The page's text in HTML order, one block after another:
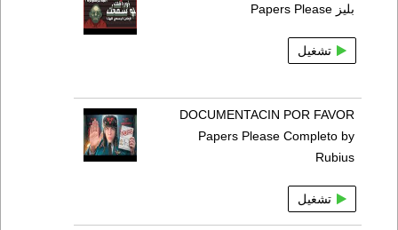
بليز Papers Please
تشغيل
DOCUMENTACIN POR FAVOR
Papers Please Completo by
Rubius
تشغيل